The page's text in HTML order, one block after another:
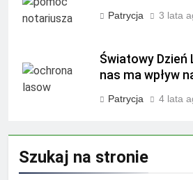
Patrycja 3 lata
Światowy Dzień
nas ma wpływ
Patrycja 4 lata
Szukaj na stronie